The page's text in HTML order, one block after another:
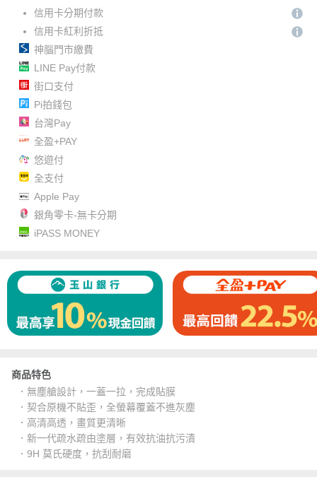
信用卡分期付款
信用卡紅利折抵
神腦門市繳費
LINE Pay付款
街口支付
Pi拍錢包
台灣Pay
全盈+PAY
悠遊付
全支付
Apple Pay
銀角零卡-無卡分期
iPASS MONEY
商品特色
．無塵艙設計，一蓋一拉，完成貼膜
．契合原機不貼歪，全螢幕覆蓋不進灰塵
．高清高透，畫質更清晰
．新一代疏水疏由塗層，有效抗油抗污漬
．9H 莫氏硬度，抗刮耐磨